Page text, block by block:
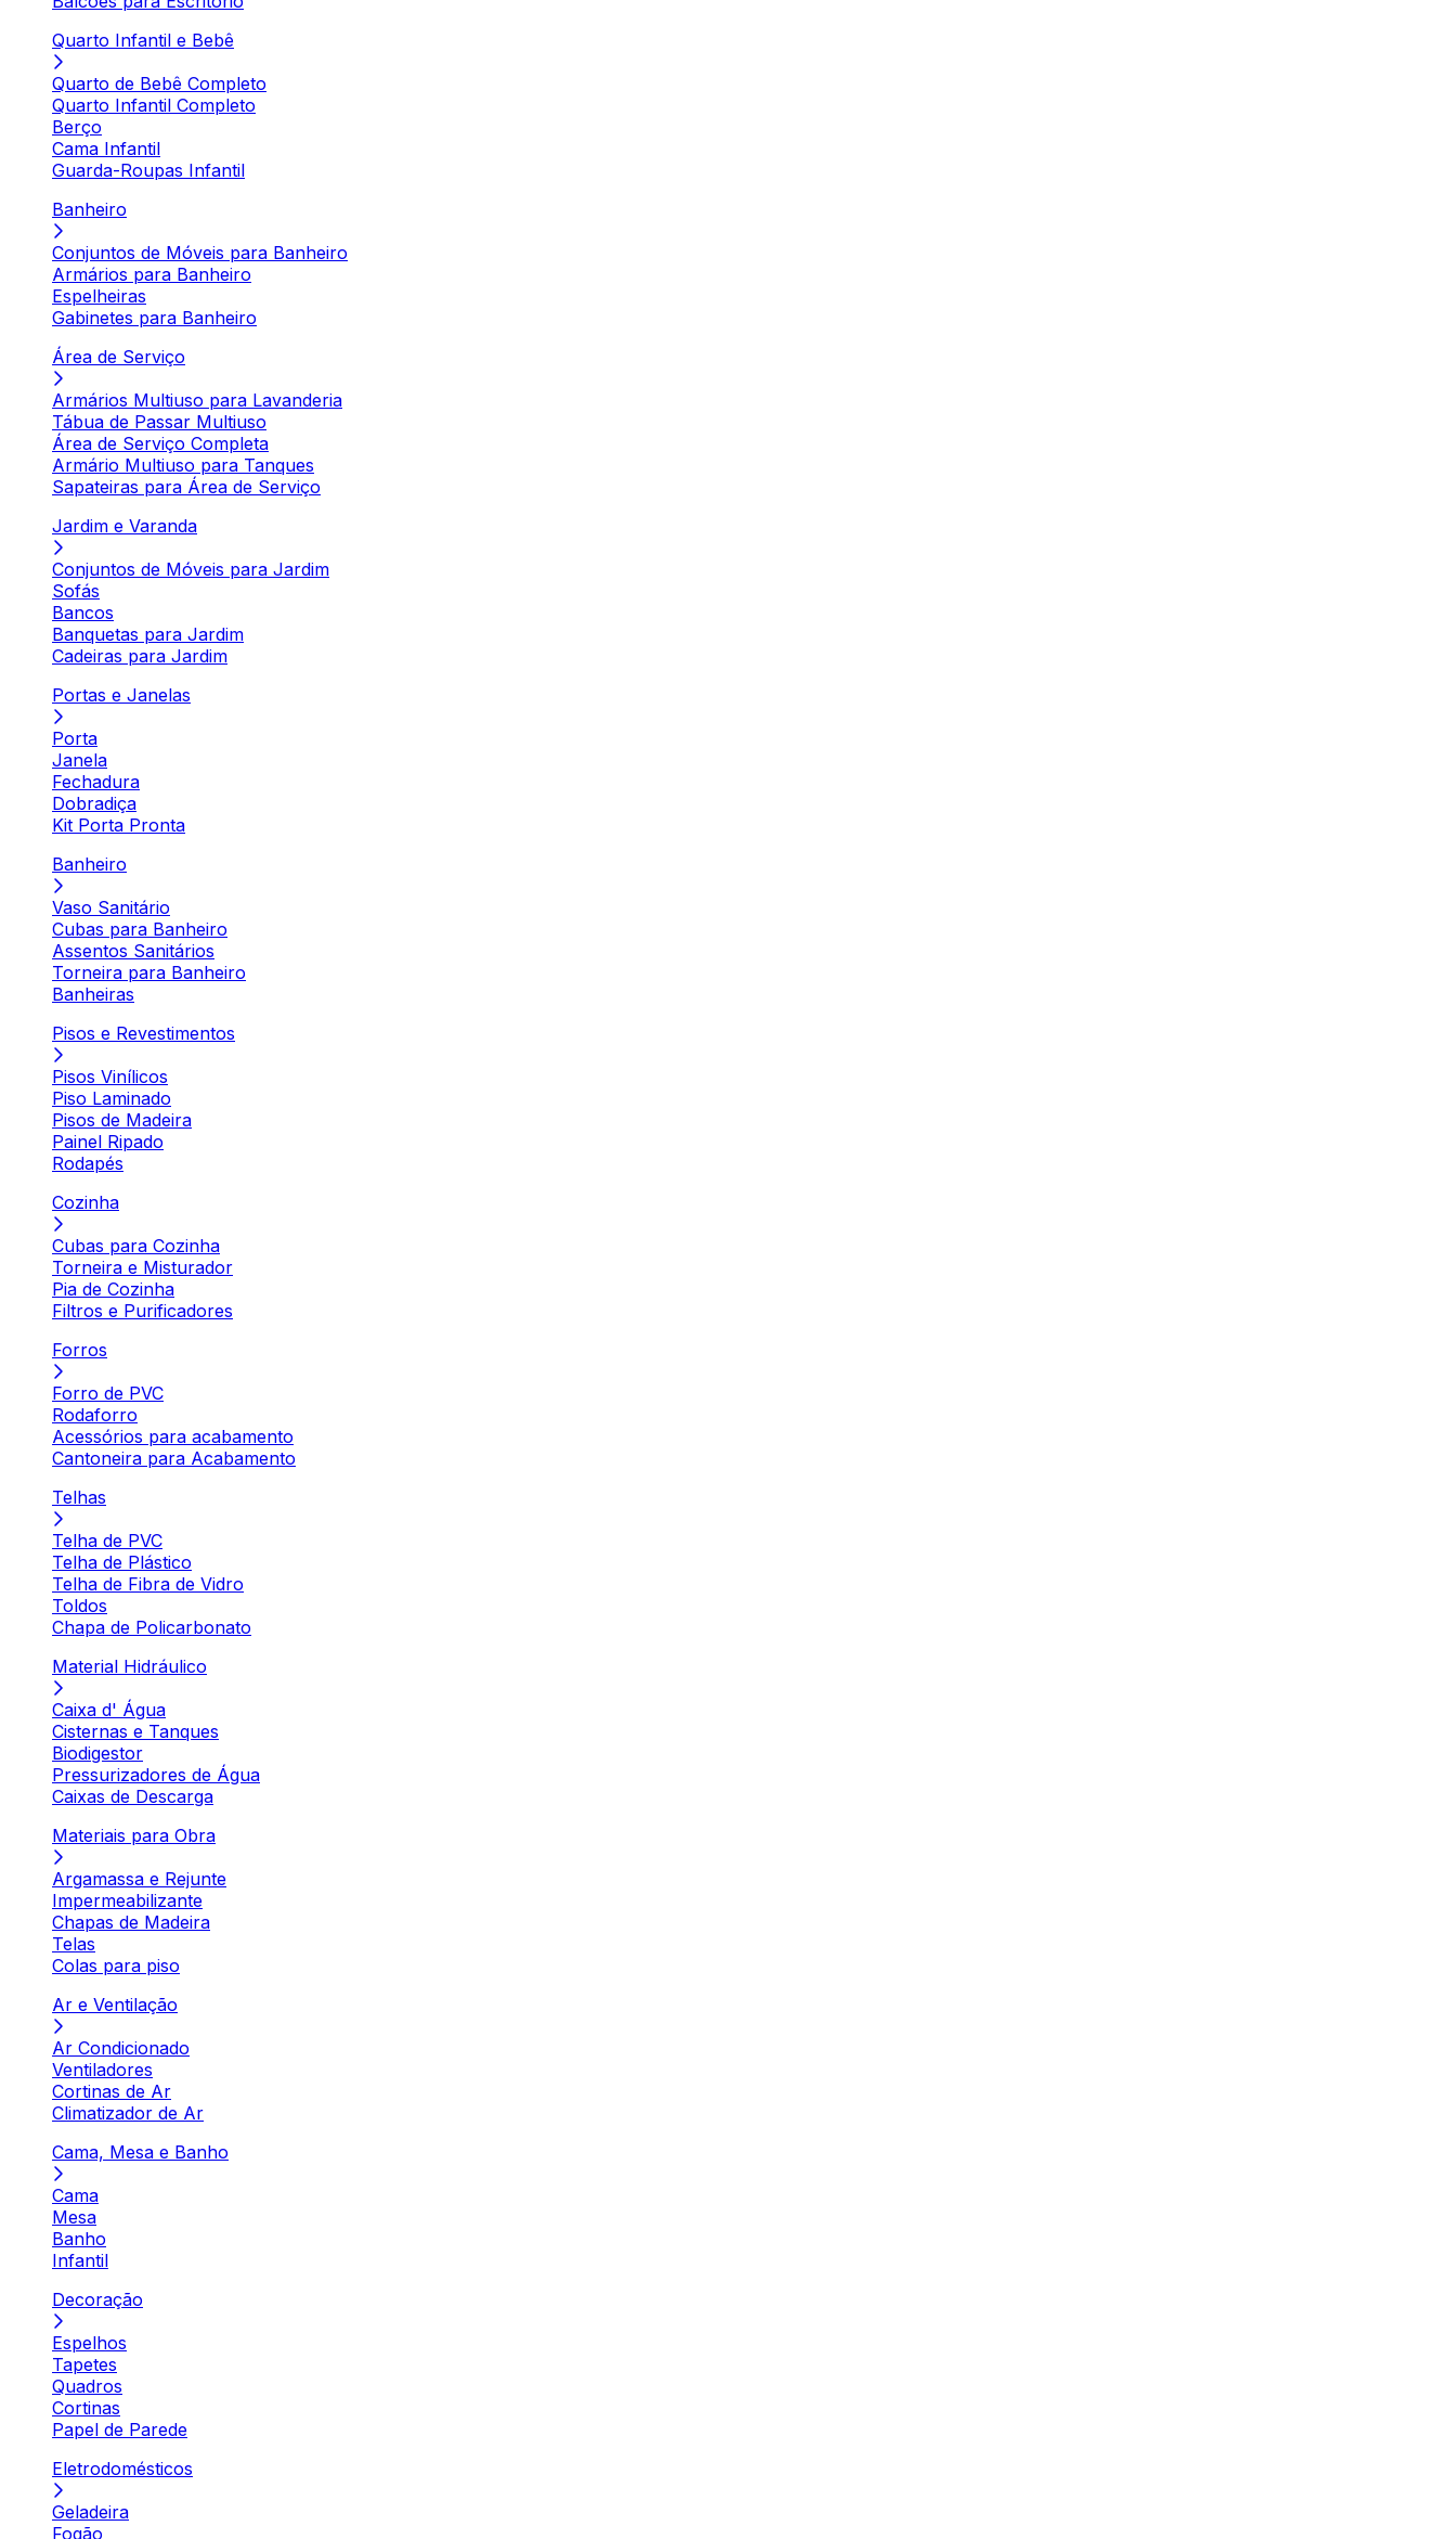
Quarto Infantil e Bebê
Quarto de Bebê Completo
Quarto Infantil Completo
Berço
Cama Infantil
Guarda-Roupas Infantil
Banheiro
Conjuntos de Móveis para Banheiro
Armários para Banheiro
Espelheiras
Gabinetes para Banheiro
Área de Serviço
Armários Multiuso para Lavanderia
Tábua de Passar Multiuso
Área de Serviço Completa
Armário Multiuso para Tanques
Sapateiras para Área de Serviço
Jardim e Varanda
Conjuntos de Móveis para Jardim
Sofás
Bancos
Banquetas para Jardim
Cadeiras para Jardim
Portas e Janelas
Porta
Janela
Fechadura
Dobradiça
Kit Porta Pronta
Banheiro
Vaso Sanitário
Cubas para Banheiro
Assentos Sanitários
Torneira para Banheiro
Banheiras
Pisos e Revestimentos
Pisos Vinílicos
Piso Laminado
Pisos de Madeira
Painel Ripado
Rodapés
Cozinha
Cubas para Cozinha
Torneira e Misturador
Pia de Cozinha
Filtros e Purificadores
Forros
Forro de PVC
Rodaforro
Acessórios para acabamento
Cantoneira para Acabamento
Telhas
Telha de PVC
Telha de Plástico
Telha de Fibra de Vidro
Toldos
Chapa de Policarbonato
Material Hidráulico
Caixa d' Água
Cisternas e Tanques
Biodigestor
Pressurizadores de Água
Caixas de Descarga
Materiais para Obra
Argamassa e Rejunte
Impermeabilizante
Chapas de Madeira
Telas
Colas para piso
Ar e Ventilação
Ar Condicionado
Ventiladores
Cortinas de Ar
Climatizador de Ar
Cama, Mesa e Banho
Cama
Mesa
Banho
Infantil
Decoração
Espelhos
Tapetes
Quadros
Cortinas
Papel de Parede
Eletrodomésticos
Geladeira
Fogão